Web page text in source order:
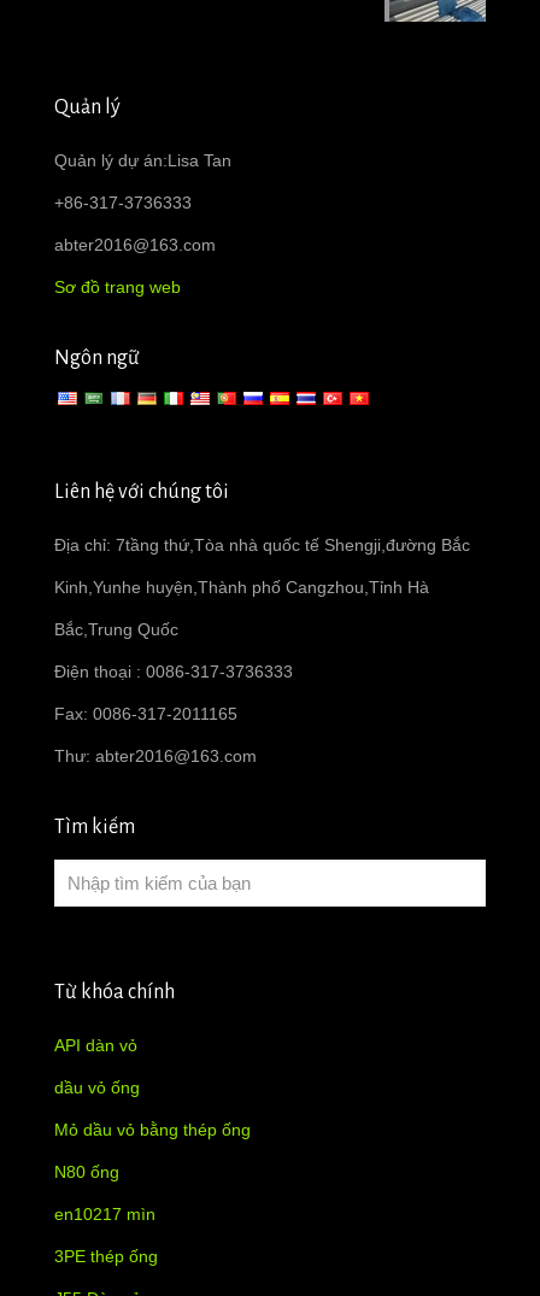
Quản lý
Quản lý dự án:Lisa Tan
+86-317-3736333
abter2016@163.com
Sơ đồ trang web
Ngôn ngữ
Liên hệ với chúng tôi
Địa chỉ: 7tầng thứ,Tòa nhà quốc tế Shengji,đường Bắc
Kinh,Yunhe huyện,Thành phố Cangzhou,Tỉnh Hà
Bắc,Trung Quốc
Điện thoại : 0086-317-3736333
Fax: 0086-317-2011165
Thư: abter2016@163.com
Tìm kiếm
Từ khóa chính
API dàn vỏ
dầu vỏ ống
Mỏ dầu vỏ bằng thép ống
N80 ống
en10217 mìn
3PE thép ống